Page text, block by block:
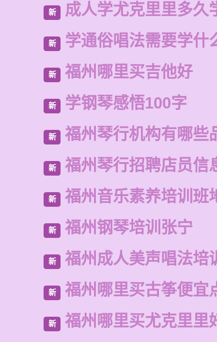
新 成人学尤克里里多久
新 学通俗唱法需要学什
新 福州哪里买吉他好
新 学钢琴感悟100字
新 福州琴行机构有哪些
新 福州琴行招聘店员信
新 福州音乐素养培训班
新 福州钢琴培训张宁
新 福州成人美声唱法培
新 福州哪里买古筝便宜
新 福州哪里买尤克里里